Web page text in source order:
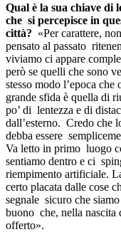
Qual è la sua chiave di
che si percepisce in
città? «Per carattere,
pensato al passato
viviamo ci appare
però se quelli che sono
stesso modo l’epoca
grande sfida è quella di
po’ di lentezza e di
dall’esterno. Credo che
debba essere
Va letto in primo luogo
sentiamo dentro e ci
riempimento artificiale.
certo placata dalle cose
segnale sicuro che
buono che, nella nascita
offerto».